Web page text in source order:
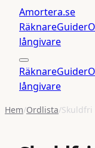
Amortera.se
RäknareGuider
långivare
RäknareGuider
långivare
Hem/Ordlista/Skuldfri